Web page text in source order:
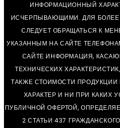
ИНФОРМАЦИОННЫЙ
ИСЧЕРПЫВАЮЩИМИ. ДЛЯ
СЛЕДУЕТ ОБРАЩАТЬСЯ К
УКАЗАННЫМ НА САЙТЕ
САЙТЕ ИНФОРМАЦИЯ,
ТЕХНИЧЕСКИХ
ТАКЖЕ СТОИМОСТИ
ХАРАКТЕР И НИ ПРИ КАКИХ
ПУБЛИЧНОЙ ОФЕРТОЙ,
2 СТАТЬИ 437